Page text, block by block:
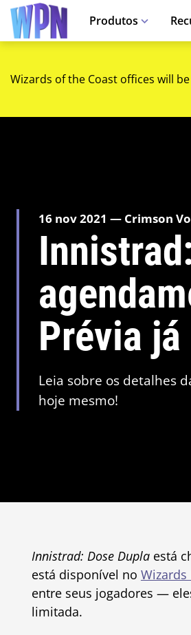
Produtos
Wizards of the Coast offices will
16 nov 2021 — Crimson
Prévia
Leia sobre os detalhes
hoje mesmo!
Innistrad: Dose Duplaestá
está disponível no Wizards
entre seus jogadores —
limitada.